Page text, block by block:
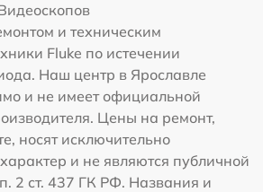
и техническим
Fluke по истечении
Наш центр в Ярославле
и не имеет официальной
Цены на ремонт,
носят исключительно
и не являются публичной
2 ст. 437 ГК РФ. Названия и